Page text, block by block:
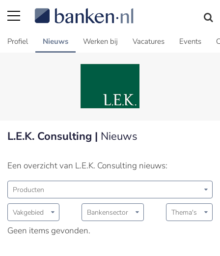
Profiel Nieuws Werken bij Vacatures Events
L.E.K. Consulting | Nieuws
Een overzicht van L.E.K. Consulting nieuws:
Producten
Vakgebied Bankensector Thema's
Geen items gevonden.